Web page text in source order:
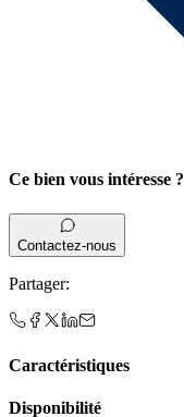
Ce bien vous intéresse ?
Contactez-nous
Partager:
Caractéristiques
Disponibilité